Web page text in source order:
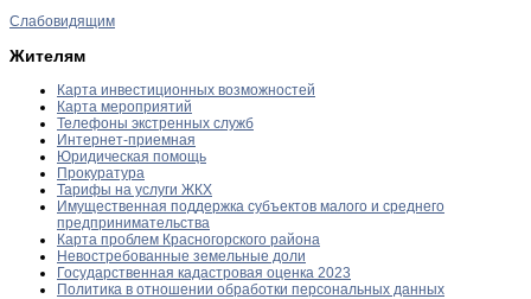
Слабовидящим
Жителям
Карта инвестиционных возможностей
Карта мероприятий
Телефоны экстренных служб
Интернет-приемная
Юридическая помощь
Прокуратура
Тарифы на услуги ЖКХ
Имущественная поддержка субъектов малого и среднего
предпринимательства
Карта проблем Красногорского района
Невостребованные земельные доли
Государственная кадастровая оценка 2023
Политика в отношении обработки персональных данных